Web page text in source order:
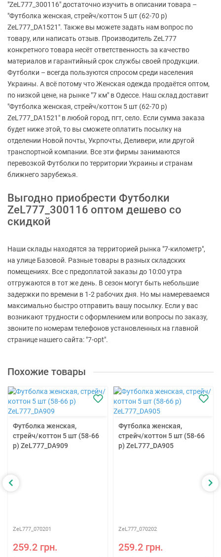
"ZeL777_300116" достаточно изучить в описании товара –
"Футболка женская, стрейч/коттон 5 шт (62-70 р)
ZeL777_DA1521". Также вы можете задать нам вопрос по
товару, или написать отзыв. Производитель ZeL777
конкретного товара несёт ответственность за качество
материалов и гарантийный срок службы своей продукции.
Футболки – всегда пользуются спросом среди населения
Украины. А всё потому что Женская одежда продаётся оптом,
по низкой цене, на рынке "7 км" в Одессе. Наш склад доставит
"Футболка женская, стрейч/коттон 5 шт (62-70 р)
ZeL777_DA1521" в любой город, пгт, село. Если сумма заказа
будет ниже этой, то вы сможете оплатить посылку на
отделении Новой почты, Укрпочты, Деливери, или другой
транспортной компании. Все эти фирмы занимаются
перевозкой Футболки по территории Украины и странам
ближнего зарубежья.
Выгодно приобрести Футболки
ZeL777_300116 оптом дешево со
скидкой
Наши склады находятся за территорией рынка "7-километр",
на улице Базовой. Разные товары в разных складских
помещениях. Все с предоплатой заказы до 10:00 утра
отгружаются в тот же день. В сезон могут быть небольшие
задержки по времени в 1-2 рабочих дня. Но мы намереваемся
максимально быстро отправить вашу посылку. Если у вас
возникают трудности с оформлением или вопросы по заказу,
звоните по номерам телефонов установленных на главной
странице нашего сайта: "7-opt".
Похожие товары
Футболка женская,
стрейч/коттон 5 шт (58-66
р) ZeL777_DA909
ZeL777_070201
259.2 грн.
Футболка женская,
стрейч/коттон 5 шт (58-66
р) ZeL777_DA905
ZeL777_070202
259.2 грн.